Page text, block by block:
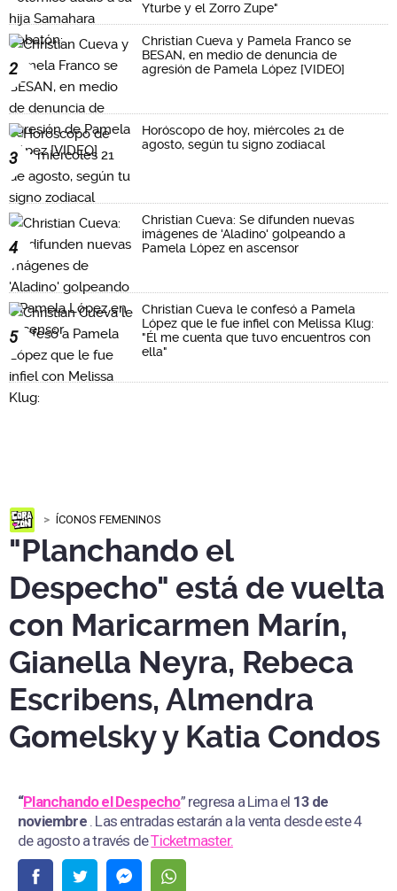
Yturbe y el Zorro Zupe"
2
Christian Cueva y Pamela Franco se
BESAN, en medio de denuncia de
agresión de Pamela López [VIDEO]
3
Horóscopo de hoy, miércoles 21 de
agosto, según tu signo zodiacal
4
Christian Cueva: Se difunden nuevas
imágenes de 'Aladino' golpeando a
Pamela López en ascensor
5
Christian Cueva le confesó a Pamela
López que le fue infiel con Melissa Klug:
"Él me cuenta que tuvo encuentros con
ella"
ÍCONOS FEMENINOS
"Planchando el
Despecho" está de vuelta
con Maricarmen Marín,
Gianella Neyra, Rebeca
Escribens, Almendra
Gomelsky y Katia Condos
“Planchando el Despecho” regresa a Lima el 13 de
noviembre . Las entradas estarán a la venta desde este 4
de agosto a través deTicketmaster.